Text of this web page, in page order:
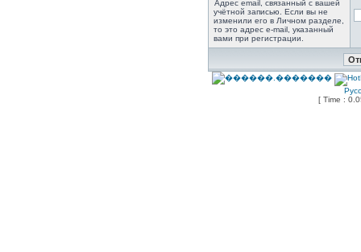
Адрес email, связанный с вашей
учётной записью. Если вы не
изменили его в Личном разделе,
то это адрес e-mail, указанный
вами при регистрации.
[ Time :